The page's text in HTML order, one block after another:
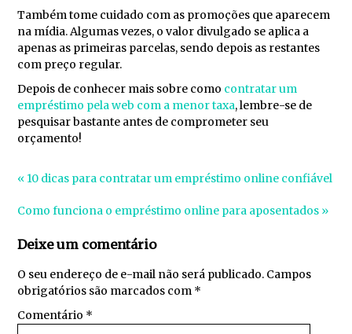
Também tome cuidado com as promoções que aparecem
na mídia. Algumas vezes, o valor divulgado se aplica a
apenas as primeiras parcelas, sendo depois as restantes
com preço regular.
Depois de conhecer mais sobre como contratar um
empréstimo pela web com a menor taxa, lembre-se de
pesquisar bastante antes de comprometer seu
orçamento!
« 10 dicas para contratar um empréstimo online confiável
Como funciona o empréstimo online para aposentados »
Deixe um comentário
O seu endereço de e-mail não será publicado. Campos
obrigatórios são marcados com *
Comentário *